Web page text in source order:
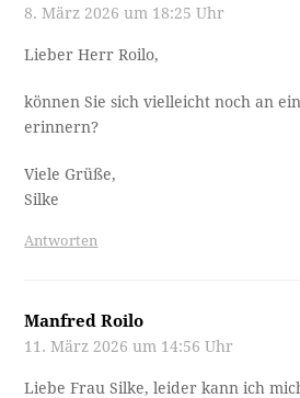
8. März 2026 um 18:25 Uhr
Lieber Herr Roilo,
können Sie sich vielleicht noch an
erinnern?
Viele Grüße,
Silke
Antworten
Manfred Roilo
11. März 2026 um 14:56 Uhr
Liebe Frau Silke, leider kann ich